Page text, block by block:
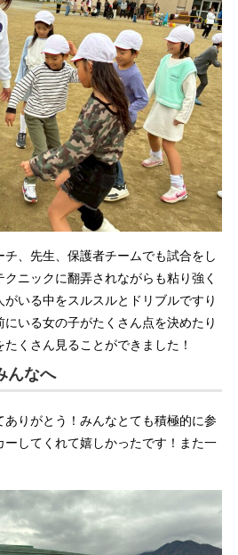
、先生、保護者チームでも試合をし
ニックに翻弄されながらも粘り強く
いる中をスルスルとドリブルですり
いる女の子がたくさん点を決めたり
くさん見ることができました！
んなへ
りがとう！みんなとても積極的に参
ーしてくれて嬉しかったです！また一